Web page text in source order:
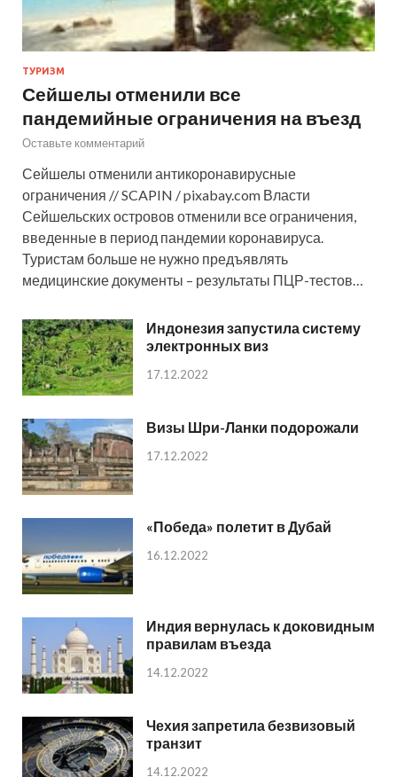
ТУРИЗМ
Сейшелы отменили все
пандемийные ограничения на въезд
Оставьте комментарий
Сейшелы отменили антикоронавирусные
ограничения // SCAPIN / pixabay.com Власти
Сейшельских островов отменили все ограничения,
введенные в период пандемии коронавируса.
Туристам больше не нужно предъявлять
медицинские документы – результаты ПЦР-тестов…
Индонезия запустила систему
электронных виз
17.12.2022
Визы Шри-Ланки подорожали
17.12.2022
«Победа» полетит в Дубай
16.12.2022
Индия вернулась к доковидным
правилам въезда
14.12.2022
Чехия запретила безвизовый
транзит
14.12.2022